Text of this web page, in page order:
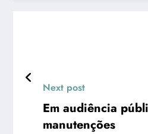
Next post
Em audiência
manutenções